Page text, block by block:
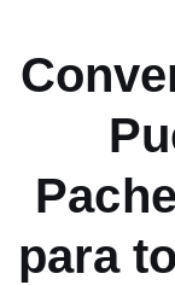
para